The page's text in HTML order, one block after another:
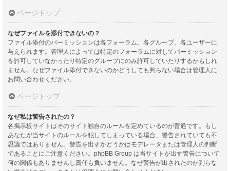
ページトップ
なぜファイルを添付できないの？
ファイル添付のパーミッションは各フォーラム、各グループ、各ユーザーに
与えられます。管理人によっては特定のフォーラムに対してパーミッション
を許可していなかったり特定のグループにのみ許可していたりするかもしれ
ません。なぜファイル添付できないのかどうしても判らない場合は管理人に
お問い合わせください。
ページトップ
なぜ私は警告されたの？
各掲示板サイトはそのサイト独自のルールを定めているのが普通です。もし
あなたが当サイトのルールを犯してしまっている場合、警告されていても不
思議ではありません。警告を出すかどうかはモデレータまたは管理人の判断
であることにご注意ください。phpBB Group は当サイトが出す警告について
何の関係もありませんし責任も負いません。なぜ警告が出されたのか判らな